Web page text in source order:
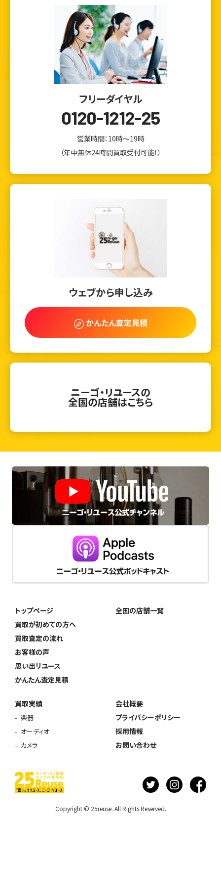
フリーダイヤル
0120-1212-25
営業時間：10時～19時
（年中無休24時間買取受付可能！）
ウェブから申し込み
かんたん査定見積
ニーゴ・リユースの
全国の店舗はこちら
トップページ
買取が初めての方へ
買取査定の流れ
お客様の声
思い出リユース
かんたん査定見積
全国の店舗一覧
買取実績
楽器
オーディオ
カメラ
会社概要
プライバシーポリシー
採用情報
お問い合わせ
Copyright © 25reuse. All Rights Reserved.